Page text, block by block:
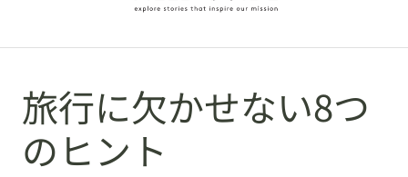
旅行に欠かせない8つ
のヒント